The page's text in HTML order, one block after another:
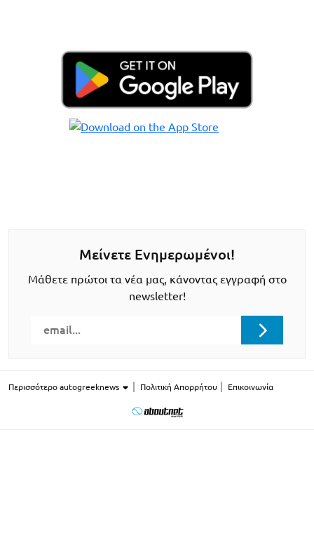
Μείνετε Ενημερωμένοι!
Μάθετε πρώτοι τα νέα μας, κάνοντας εγγραφή στο
newsletter!
Περισσότερο autogreeknews Πολιτική Απορρήτου Επικοινωνία